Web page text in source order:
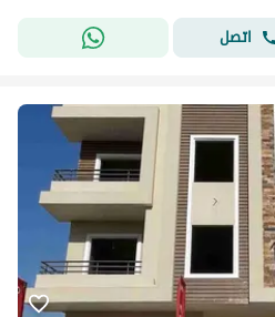
اتصل